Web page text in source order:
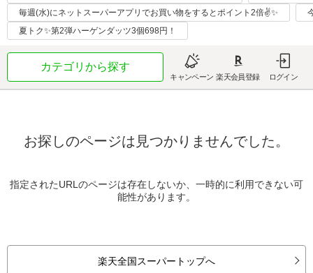
毎週(水)にネットスーパーアプリでお買い物をするとポイント2倍✌✨
夏トク✨第2弾ハーゲンダッツ3個698円！
カテゴリから探す
キャンペーン 楽天会員登録 ログイン
お探しのページは見つかりませんでした。
指定されたURLのページは存在しないか、一時的に利用できない可
能性があります。
楽天全国スーパートップへ